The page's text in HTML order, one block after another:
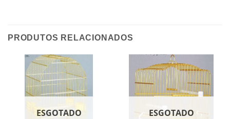
PRODUTOS RELACIONADOS
ESGOTADO ESGOTADO